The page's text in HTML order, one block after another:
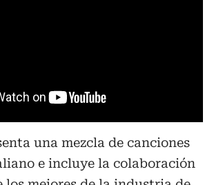
una mezcla de canciones
e incluye la colaboración